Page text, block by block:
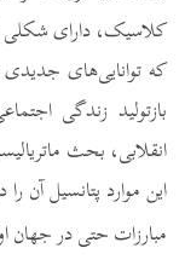
کلاسیک، دارای
که توانایی‌های
بازتولید زندگی
انقلابی، بحث
این موارد پتانسیل آن
مبارزات حتی در جهان